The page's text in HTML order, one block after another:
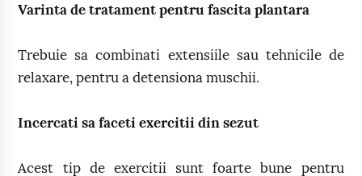
Varinta de tratament pentru fascita plantara
Trebuie sa combinati extensiile sau tehnicile de
relaxare, pentru a detensiona muschii.
Incercati sa faceti exercitii din sezut
Acest tip de exercitii sunt foarte bune pentru